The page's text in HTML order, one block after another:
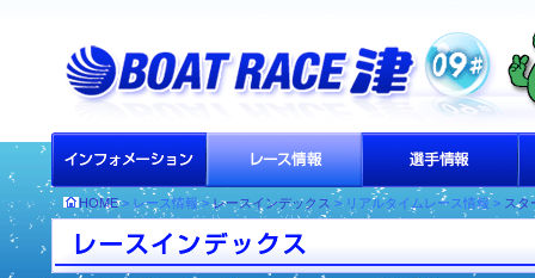
HOME> レース情報 >レースインデックス > リアルタイムレース情報 > スタ